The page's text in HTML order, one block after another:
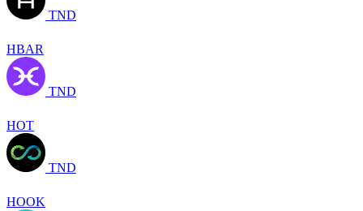
TND
HBAR
TND
HOT
TND
HOOK